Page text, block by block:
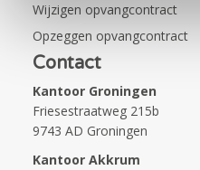
Wijzigen opvangcontract
Opzeggen opvangcontract
Contact
Kantoor Groningen
Friesestraatweg 215b
9743 AD Groningen
Kantoor Akkrum